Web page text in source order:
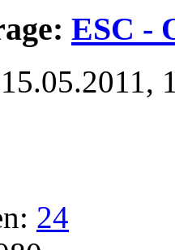
ESC -
24